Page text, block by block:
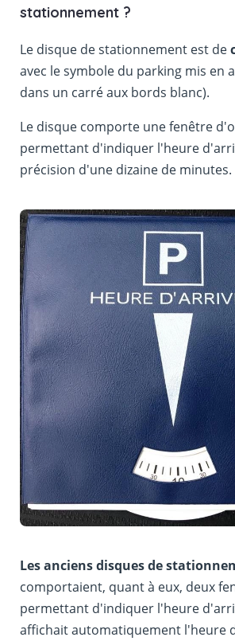
stationnement ?
Le disque de stationnement est de
avec le symbole du parking mis en
dans un carré aux bords blanc).
Le disque comporte une fenêtre
permettant d'indiquer l'heure
précision d'une dizaine de minutes.
Les anciens disques de
comportaient, quant à eux, deux
permettant d'indiquer l'heure
affichait automatiquement l'heure